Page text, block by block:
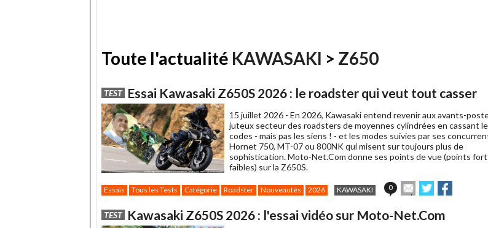
Toute l'actualité KAWASAKI > Z650
TEST Essai Kawasaki Z650S 2026 : le roadster qui veut tout casser
15 juillet 2026 - En 2026, Kawasaki entend revenir aux avants-
juteux secteur des roadsters de moyennes cylindrées en cassant
codes - mais pas les siens ! - et les modes suivies par ses
Hornet 750, MT-07 ou 800NK qui misent sur toujours plus de
sophistication. Moto-Net.Com donne ses points de vue (points
faibles) sur la Z650S.
Essais Tous les Tests Catégorie Roadster Nouveautés 2026 KAWASAKI 0
Envoyer
cet
à
Partager
sur sur
TEST Kawasaki Z650S 2026 : l'essai vidéo sur Moto-Net.Com